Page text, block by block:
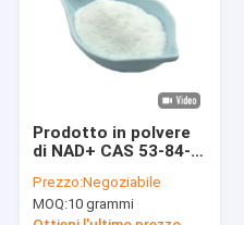
Circa noi
Giro della fabbrica
Richieda una citazione
Prodotto in polvere
di NAD+ CAS 53-84-9
prima per laboratorio
cosmetico
Prezzo:Negoziabile
MOQ:10 grammi